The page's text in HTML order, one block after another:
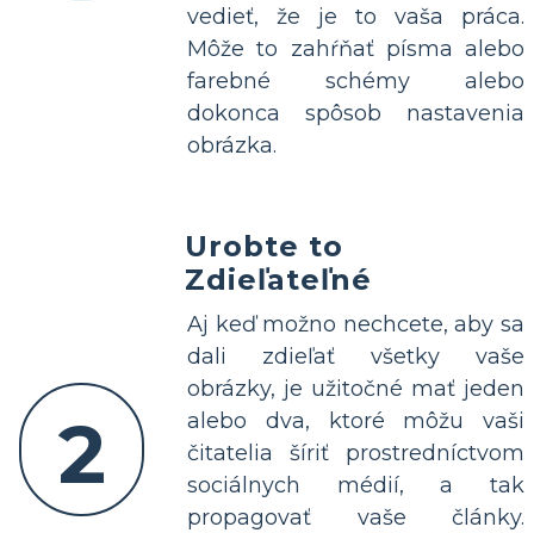
vedieť, že je to vaša práca.
Môže to zahŕňať písma alebo
farebné schémy alebo
dokonca spôsob nastavenia
obrázka.
2
Urobte to
Zdieľateľné
Aj keď možno nechcete, aby sa
dali zdieľať všetky vaše
obrázky, je užitočné mať jeden
alebo dva, ktoré môžu vaši
čitatelia šíriť prostredníctvom
sociálnych médií, a tak
propagovať vaše články.